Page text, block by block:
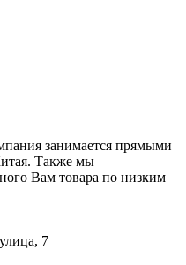
занимается прямыми
Также мы
Вам товара по низким
7